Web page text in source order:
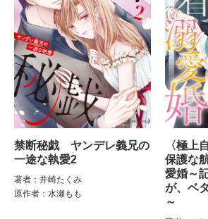
禁断秘戯 ヤンデレ義兄の
一途な執愛2
著者：井崎たくみ
原作者：水瀬もも
〈極上
保護な
愛婚～
が、ベ
～